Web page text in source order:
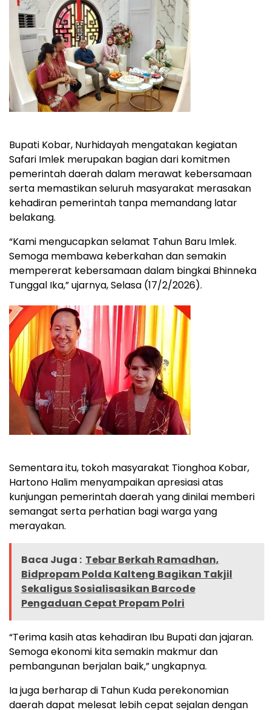
Bupati Kobar, Nurhidayah mengatakan kegiatan
Safari Imlek merupakan bagian dari komitmen
pemerintah daerah dalam merawat kebersamaan
serta memastikan seluruh masyarakat merasakan
kehadiran pemerintah tanpa memandang latar
belakang.
“Kami mengucapkan selamat Tahun Baru Imlek.
Semoga membawa keberkahan dan semakin
mempererat kebersamaan dalam bingkai Bhinneka
Tunggal Ika,” ujarnya, Selasa (17/2/2026).
Sementara itu, tokoh masyarakat Tionghoa Kobar,
Hartono Halim menyampaikan apresiasi atas
kunjungan pemerintah daerah yang dinilai memberi
semangat serta perhatian bagi warga yang
merayakan.
Baca Juga : Tebar Berkah Ramadhan,
Bidpropam Polda Kalteng Bagikan Takjil
Sekaligus Sosialisasikan Barcode
Pengaduan Cepat Propam Polri
“Terima kasih atas kehadiran Ibu Bupati dan jajaran.
Semoga ekonomi kita semakin makmur dan
pembangunan berjalan baik,” ungkapnya.
Ia juga berharap di Tahun Kuda perekonomian
daerah dapat melesat lebih cepat sejalan dengan